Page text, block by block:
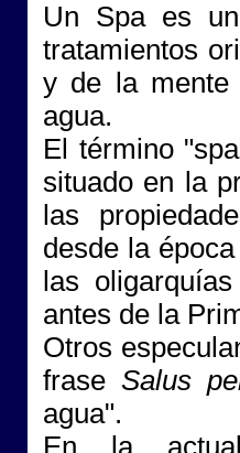
Un Spa es
tratamientos
y de la mente
agua.
El término
situado en la
las
desde la
las
antes de la
Otros
frase Salus
agua".
En la